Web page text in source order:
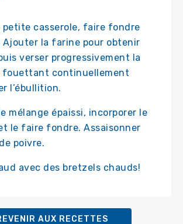
petite casserole, faire fondre
Ajouter la farine pour obtenir
verser progressivement la
fouettant continuellement
l’ébullition.
mélange épaissi, incorporer le
le faire fondre. Assaisonner
poivre.
avec des bretzels chauds!
AUX RECETTES